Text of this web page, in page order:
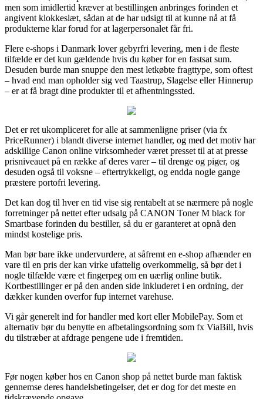
men som imidlertid kræver at bestillingen anbringes forinden et
angivent klokkeslæt, sådan at de har udsigt til at kunne nå at få
produkterne klar forud for at lagerpersonalet får fri.
Flere e-shops i Danmark lover gebyrfri levering, men i de fleste
tilfælde er det kun gældende hvis du køber for en fastsat sum.
Desuden burde man snuppe den mest letkøbte fragttype, som oftest
– hvad end man opholder sig ved Taastrup, Slagelse eller Hinnerup
– er at få bragt dine produkter til et afhentningssted.
Det er ret ukompliceret for alle at sammenligne priser (via fx
PriceRunner) i blandt diverse internet handler, og med det motiv har
adskillige Canon online virksomheder været presset til at at presse
prisniveauet på en række af deres varer – til drenge og piger, og
desuden også til voksne – eftertrykkeligt, og endda nogle gange
præstere portofri levering.
Det kan dog til hver en tid vise sig rentabelt at se nærmere på nogle
forretninger på nettet efter udsalg på CANON Toner M black for
Smartbase forinden du bestiller, så du er garanteret at opnå den
mindst kostelige pris.
Man bør bare ikke undervurdere, at såfremt en e-shop afhænder en
vare til en pris der kan virke ufattelig overkommelig, så bør det i
nogle tilfælde være et fingerpeg om en uærlig online butik.
Kortbestillinger er på den anden side inkluderet i en ordning, der
dækker kunden overfor fup internet varehuse.
Vi går generelt ind for handler med kort eller MobilePay. Som et
alternativ bør du benytte en afbetalingsordning som fx ViaBill, hvis
du tilstræber at afdrage pengene ude i fremtiden.
Før nogen køber hos en Canon shop på nettet burde man faktisk
gennemse deres handelsbetingelser, det er dog for det meste en